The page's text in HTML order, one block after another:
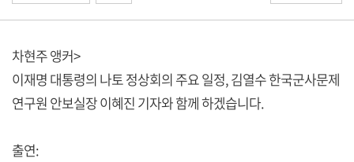
차현주 앵커>
이재명 대통령의 나토 정상회의 주요 일정, 김열수 한국군사문제
연구원 안보실장 이혜진 기자와 함께 하겠습니다.
출연: